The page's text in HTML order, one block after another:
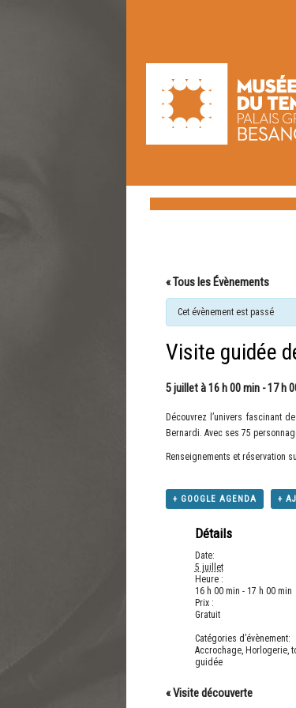
« Tous les Évènements
Cet évènement est passé
Visite guidée
5 juillet à 16 h 00 min -17 h
Découvrez l’univers fascinant
Bernardi. Avec ses 75
Renseignements et réservation
+ GOOGLE AGENDA +
Détails
Date:
5 juillet
Heure :
16 h 00 min - 17 h 00 min
Prix :
Gratuit
Catégories d’évènement:
Accrochage, Horlogerie,
guidée
«Visite découverte